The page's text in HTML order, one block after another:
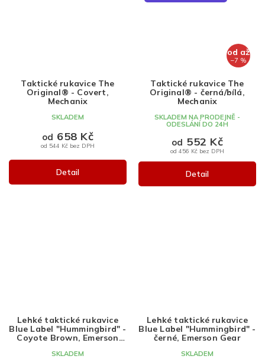
Taktické rukavice The
Original® - Covert,
Mechanix
SKLADEM
od 544 Kč bez DPH
od 658 Kč
Detail
od až
–7 %
Taktické rukavice The
Original® - černá/bílá,
Mechanix
SKLADEM NA PRODEJNĚ -
ODESLÁNÍ DO 24H
od 456 Kč bez DPH
od 552 Kč
Detail
Lehké taktické rukavice
Blue Label "Hummingbird" -
Coyote Brown, Emerson
SKLADEM
Lehké taktické rukavice
Blue Label "Hummingbird" -
černé, Emerson Gear
SKLADEM